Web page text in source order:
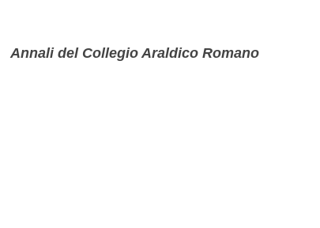
Annali del Collegio Araldico Romano